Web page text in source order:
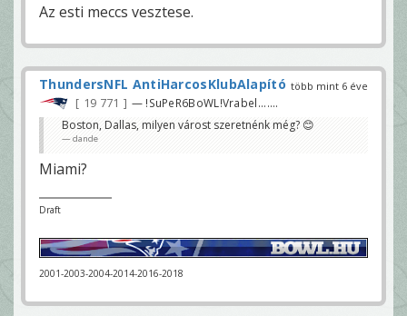
Az esti meccs vesztese.
több mint 6 éve
ThundersNFL AntiHarcosKlubAlapító
19 771 — !SuPeR6BoWL!Vrabel.......
Boston, Dallas, milyen várost szeretnénk még? 😊
dande
Miami?
Draft
2001-2003-2004-2014-2016-2018